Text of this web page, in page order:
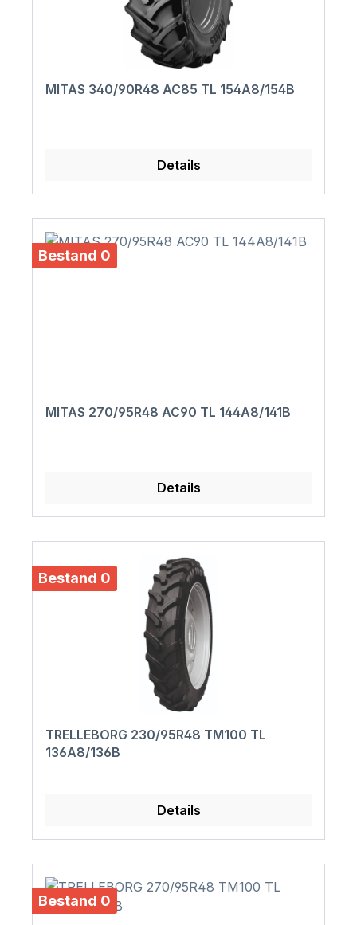
MITAS 340/90R48 AC85 TL 154A8/154B
Details
Bestand 0
MITAS 270/95R48 AC90 TL 144A8/141B
Details
Bestand 0
TRELLEBORG 230/95R48 TM100 TL
136A8/136B
Details
Bestand 0